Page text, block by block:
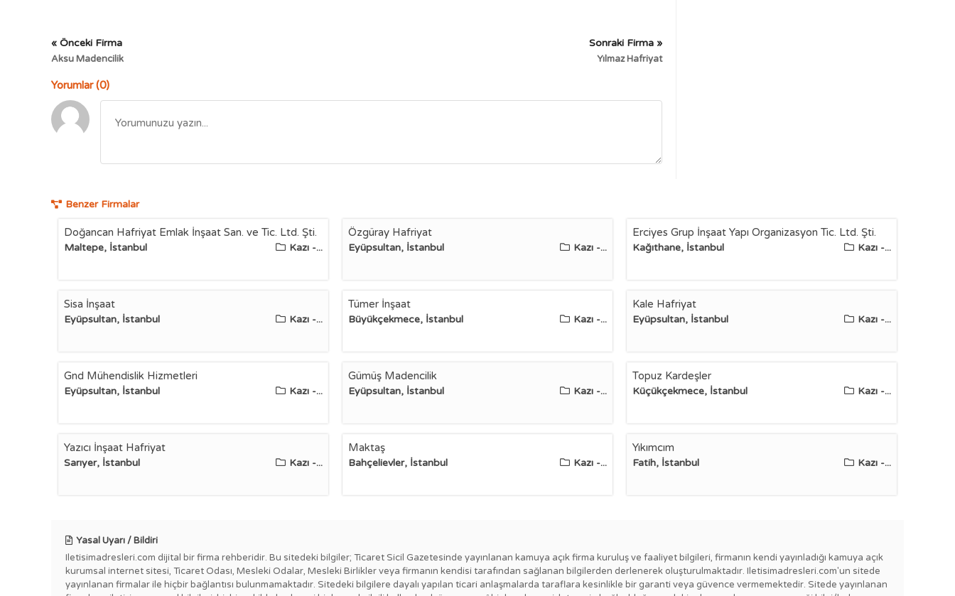
« Önceki Firma
Aksu Madencilik
Sonraki Firma »
Yılmaz Hafriyat
Yorumlar (0)
Benzer Firmalar
Doğancan Hafriyat Emlak İnşaat San. ve Tic. Ltd. Şti.
Maltepe, İstanbul Kazı -...
Özgüray Hafriyat
Eyüpsultan, İstanbul Kazı -...
Erciyes Grup İnşaat Yapı Organizasyon Tic. Ltd. Şti.
Kağıthane, İstanbul Kazı -...
Sisa İnşaat
Eyüpsultan, İstanbul Kazı -...
Tümer İnşaat
Büyükçekmece, İstanbul Kazı -...
Kale Hafriyat
Eyüpsultan, İstanbul Kazı -...
Gnd Mühendislik Hizmetleri
Eyüpsultan, İstanbul Kazı -...
Gümüş Madencilik
Eyüpsultan, İstanbul Kazı -...
Topuz Kardeşler
Küçükçekmece, İstanbul Kazı -...
Yazıcı İnşaat Hafriyat
Sarıyer, İstanbul Kazı -...
Maktaş
Bahçelievler, İstanbul Kazı -...
Yıkımcım
Fatih, İstanbul Kazı -...
Yasal Uyarı / Bildiri
Iletisimadresleri.com dijital bir firma rehberidir. Bu sitedeki bilgiler; Ticaret Sicil Gazetesinde yayınlanan kamuya açık firma kuruluş ve faaliyet bilgileri, firmanın kendi yayınladığı kamuya açık
kurumsal internet sitesi, Ticaret Odası, Mesleki Odalar, Mesleki Birlikler veya firmanın kendisi tarafından sağlanan bilgilerden derlenerek oluşturulmaktadır. Iletisimadresleri.com'un sitede
yayınlanan firmalar ile hiçbir bağlantısı bulunmamaktadır. Sitedeki bilgilere dayalı yapılan ticari anlaşmalarda taraflara kesinlikle bir garanti veya güvence vermemektedir. Sitede yayınlanan